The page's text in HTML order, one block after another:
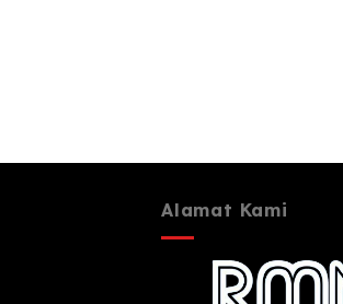
Alamat Kami